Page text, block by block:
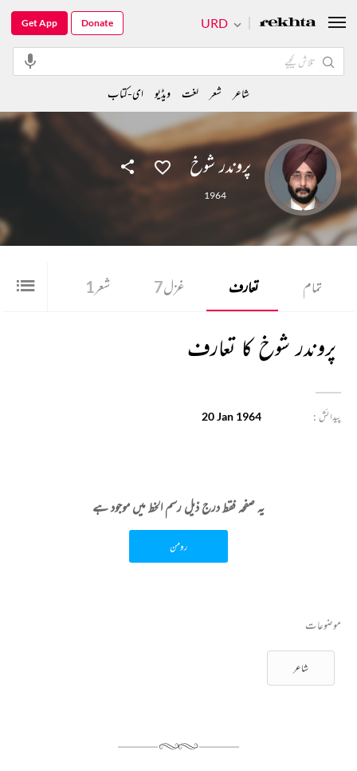
پروندر شوخ
1964
تمام تعارف غزل7 شعر1
پروندر شوخ کا تعارف
پیدائش : 20 Jan 1964
یہ صفحہ فقط درج ذیل رسم الخط میں موجود ہے
رومن
موضوعات
شاعر
URD
Get App Donate
شاعر شعر لغت ویڈیو ای-کتاب